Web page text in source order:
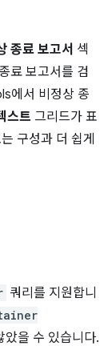
종료 보고서 섹
료 보고서를 검
에서 비정상 종
스트 그리드가 표
구성과 더 쉽게
쿼리를 지원합니
았을 수 있습니다.